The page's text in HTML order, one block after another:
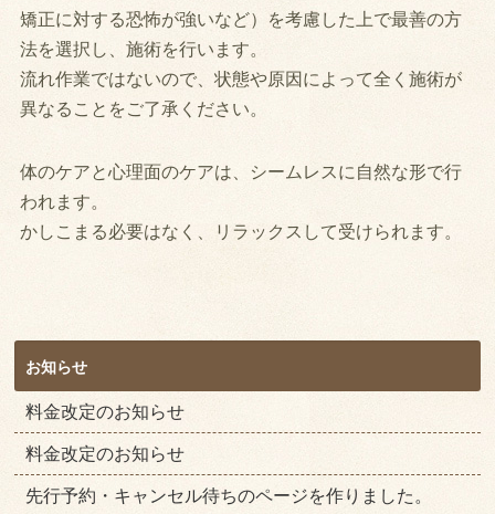
矯正に対する恐怖が強いなど）を考慮した上で最善の方
法を選択し、施術を行います。
流れ作業ではないので、状態や原因によって全く施術が
異なることをご了承ください。
体のケアと心理面のケアは、シームレスに自然な形で行
われます。
かしこまる必要はなく、リラックスして受けられます。
お知らせ
料金改定のお知らせ
料金改定のお知らせ
先行予約・キャンセル待ちのページを作りました。